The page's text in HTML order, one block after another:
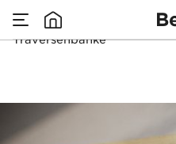
Traversenbänke